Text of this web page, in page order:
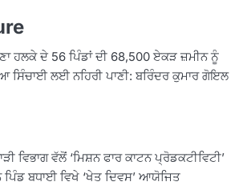
ਹਲਕੇ ਦੇ 56 ਪਿੰਡਾਂ ਦੀ 68,500 ਏਕੜ ਜ਼ਮੀਨ ਨੂੰ
ਸਿੰਚਾਈ ਲਈ ਨਹਿਰੀ ਪਾਣੀ: ਬਰਿੰਦਰ ਕੁਮਾਰ ਗੋਇਲ
ਵਿਭਾਗ ਵੱਲੋਂ ‘ਮਿਸ਼ਨ ਫਾਰ ਕਾਟਨ ਪ੍ਰੋਡਕਟੀਵਿਟੀ’
ਪਿੰਡ ਬਧਾਈ ਵਿਖੇ ‘ਖੇਤ ਦਿਵਸ’ ਆਯੋਜਿਤ